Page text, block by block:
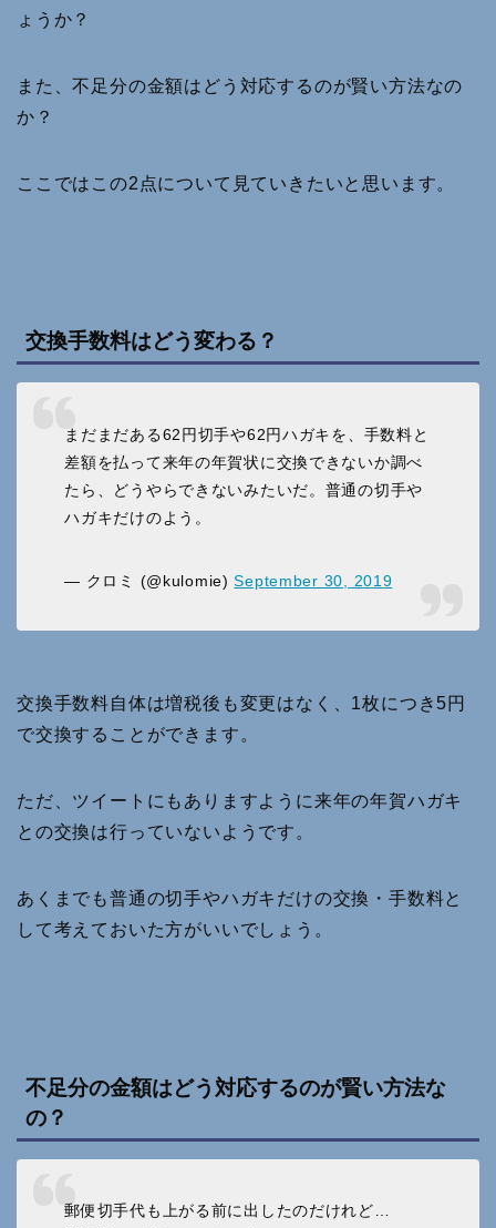
ょうか？
また、不足分の金額はどう対応するのが賢い方法なの
か？
ここではこの2点について見ていきたいと思います。
交換手数料はどう変わる？
まだまだある62円切手や62円ハガキを、手数料と
差額を払って来年の年賀状に交換できないか調べ
たら、どうやらできないみたいだ。普通の切手や
ハガキだけのよう。
— クロミ (@kulomie)September 30, 2019
交換手数料自体は増税後も変更はなく、1枚につき5円
で交換することができます。
ただ、ツイートにもありますように来年の年賀ハガキ
との交換は行っていないようです。
あくまでも普通の切手やハガキだけの交換・手数料と
して考えておいた方がいいでしょう。
不足分の金額はどう対応するのが賢い方法な
の？
郵便切手代も上がる前に出したのだけれど…